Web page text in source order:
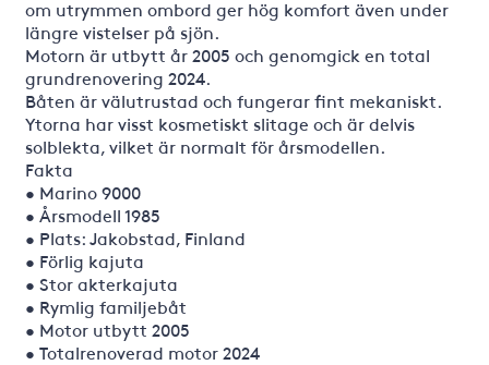
om utrymmen ombord ger hög komfort även under
längre vistelser på sjön.
Motorn är utbytt år 2005 och genomgick en total
grundrenovering 2024.
Båten är välutrustad och fungerar fint mekaniskt.
Ytorna har visst kosmetiskt slitage och är delvis
solblekta, vilket är normalt för årsmodellen.
Fakta
• Marino 9000
• Årsmodell 1985
• Plats: Jakobstad, Finland
• Förlig kajuta
• Stor akterkajuta
• Rymlig familjebåt
• Motor utbytt 2005
• Totalrenoverad motor 2024